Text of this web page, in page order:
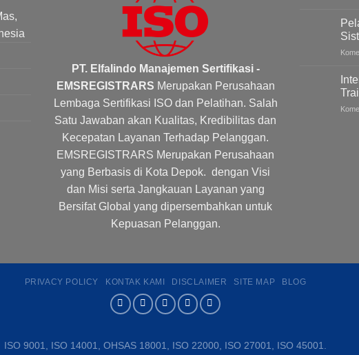
PT. Elfalindo Manajemen Sertifikasi -
EMSREGISTRARS Merupakan Perusahaan
Lembaga Sertifikasi ISO dan Pelatihan. Salah
Satu Jawaban akan Kualitas, Kredibilitas dan
Kecepatan Layanan Terhadap Pelanggan.
EMSREGISTRARS Merupakan Perusahaan
yang Berbasis di Kota Depok. dengan Visi
dan Misi serta Jangkauan Layanan yang
Bersifat Global yang dipersembahkan untuk
Kepuasan Pelanggan.
PRIVACY POLICY KONTAK KAMI DISCLAIMER SITE MAP BLOG
ISO 9001, ISO 14001, OHSAS 18001, ISO 22000, ISO 27001, ISO 45001.